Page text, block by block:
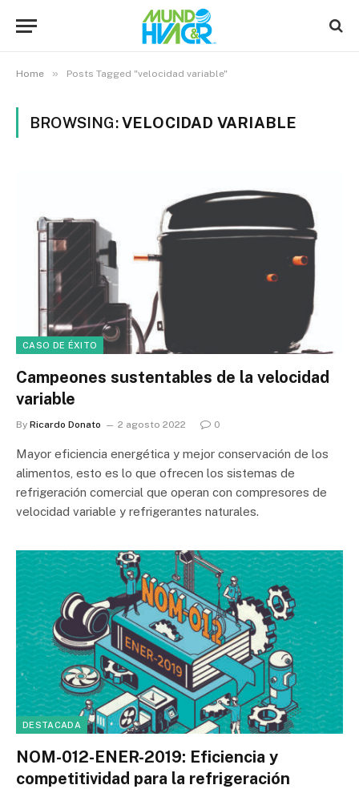
Home » Posts Tagged "velocidad variable"
BROWSING:VELOCIDAD VARIABLE
CASO DE ÉXITO
Campeones sustentables de la velocidad
variable
By Ricardo Donato 2 agosto 2022 0
Mayor eficiencia energética y mejor conservación de los
alimentos, esto es lo que ofrecen los sistemas de
refrigeración comercial que operan con compresores de
velocidad variable y refrigerantes naturales.
DESTACADA
NOM-012-ENER-2019: Eficiencia y
competitividad para la refrigeración